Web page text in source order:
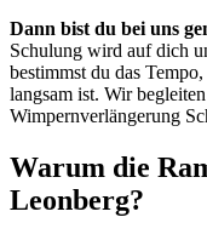
Dann bist du bei uns
Schulung wird auf dich
bestimmst du das
langsam ist. Wir
Wimpernverlängerung
Warum die
Leonberg?